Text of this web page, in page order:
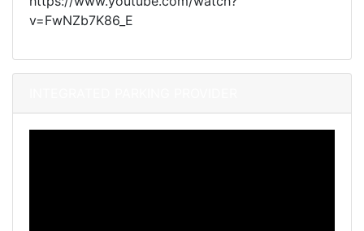
v=FwNZb7K86_E